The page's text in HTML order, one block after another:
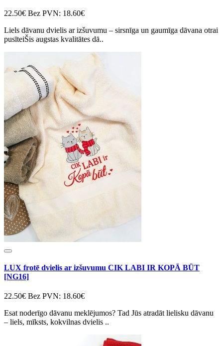
22.50€ Bez PVN: 18.60€
Liels dāvanu dvielis ar izšuvumu – sirsnīga un gaumīga dāvana otrai
pusīteiŠis augstas kvalitātes dā..
LUX frotē dvielis ar izšuvumu CIK LABI IR KOPĀ BŪT
[NG16]
22.50€ Bez PVN: 18.60€
Esat noderīgo dāvanu meklējumos? Tad Jūs atradāt lielisku dāvanu
– liels, mīksts, kokvilnas dvielis ..